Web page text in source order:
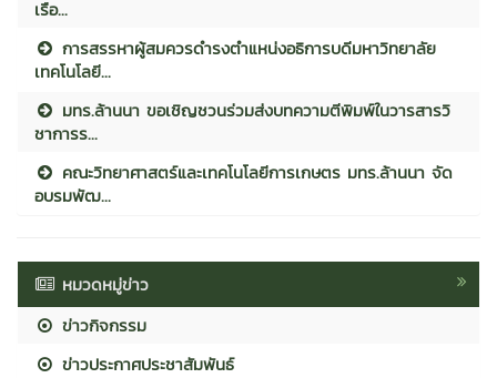
เรือ...
การสรรหาผู้สมควรดำรงตำแหน่งอธิการบดีมหาวิทยาลัย
เทคโนโลยี...
มทร.ล้านนา ขอเชิญชวนร่วมส่งบทความตีพิมพ์ในวารสารวิ
ชาการร...
คณะวิทยาศาสตร์และเทคโนโลยีการเกษตร มทร.ล้านนา จัด
อบรมพัฒ...
หมวดหมู่ข่าว
ข่าวกิจกรรม
ข่าวประกาศประชาสัมพันธ์